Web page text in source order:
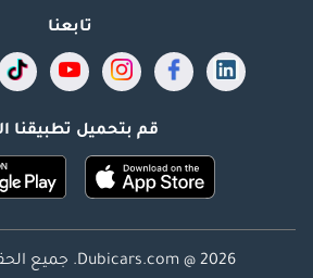
تابعنا
قم بتحميل تطبيقنا
Dubicars.com @ 2026. جميع الحقوق محفوظة.